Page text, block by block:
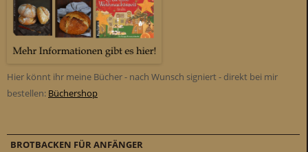
Hier könnt ihr meine Bücher - nach Wunsch signiert - direkt bei mir
bestellen: Büchershop
BROTBACKEN FÜR ANFÄNGER